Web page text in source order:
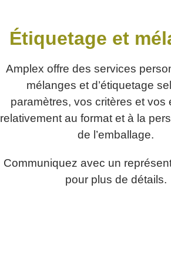
Étiquetage et
Amplex offre des services
mélanges et d’étiquetage
paramètres, vos critères et vos
relativement au format et à la
de l’emballage.
Communiquez avec un
pour plus de détails.